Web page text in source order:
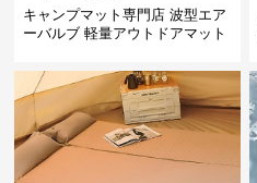
キャンプマット専門店 波型エア
ーバルブ 軽量アウトドアマット